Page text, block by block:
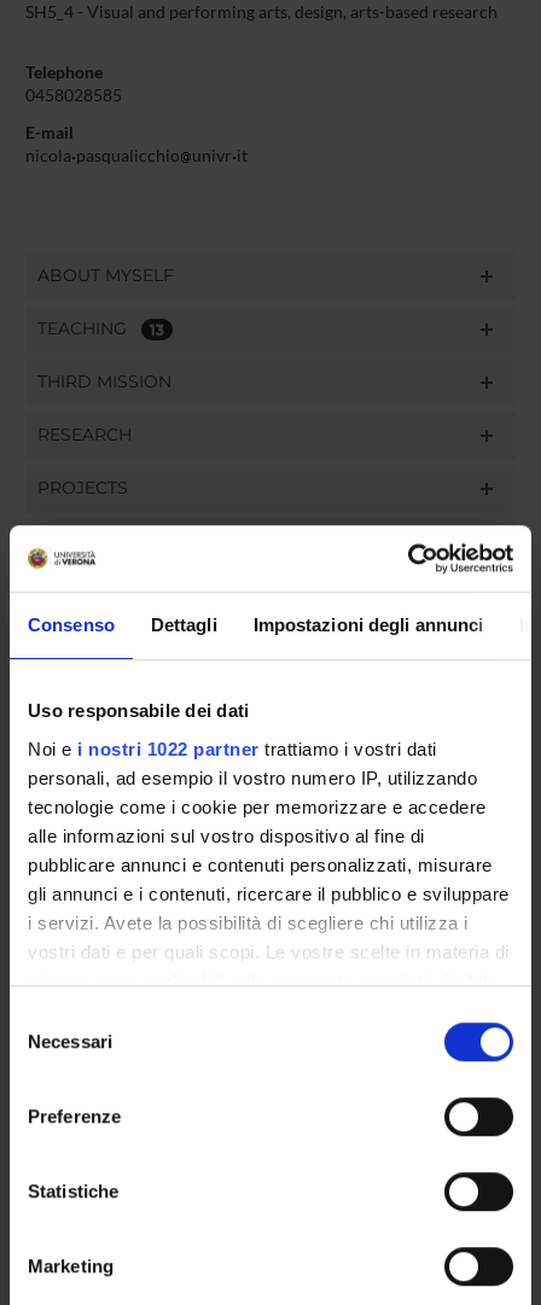
Consenso Dettagli Impostazioni degli annunci
Uso responsabile dei dati
Noi e i nostri 1022 partner trattiamo i vostri dati
personali, ad esempio il vostro numero IP, utilizzando
tecnologie come i cookie per memorizzare e accedere
alle informazioni sul vostro dispositivo al fine di
pubblicare annunci e contenuti personalizzati, misurare
gli annunci e i contenuti, ricercare il pubblico e sviluppare
i servizi. Avete la possibilità di scegliere chi utilizza i
vostri dati e per quali scopi. Le vostre scelte in materia di
privacy sono applicabili solo su questa proprietà digitale
modificare o revocare il proprio consenso in qualsiasi
momento dalla Dichiarazione sui cookie o facendo clic
raccogliere informazioni sulla tua posizione
geografica, con un'approssimazione di qualche
Identificare il tuo dispositivo, scansionandolo
delNecessari
Preferenze
Statistiche
Marketing
SH5_4 - Visual and performing arts, design, arts-based research
Telephone
0458028585
E-mail
nicola pasqualicchio univr it
ABOUT MYSELF
TEACHING 13
THIRD MISSION
RESEARCH
PROJECTS
ASSIGNMENTS
ORGANISATION
GOVERNANCE
COMMITTEES
DEPARTMENT ADMINISTRATION OFFICES
STUDENT ADMINISTRATION OFFICES
LIBRARIES
People